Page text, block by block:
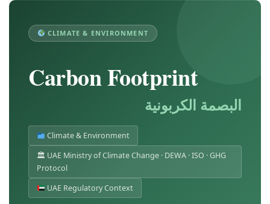
CLIMATE & ENVIRONMENT
Carbon Footprint
البصمة الكربونية
Climate & Environment
🏛 UAE Ministry of Climate Change · DEWA · ISO · GHG
Protocol
UAE Regulatory Context